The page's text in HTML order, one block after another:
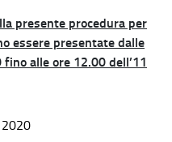
presente procedura per
essere presentate dalle
alle ore 12.00 dell’11
2020